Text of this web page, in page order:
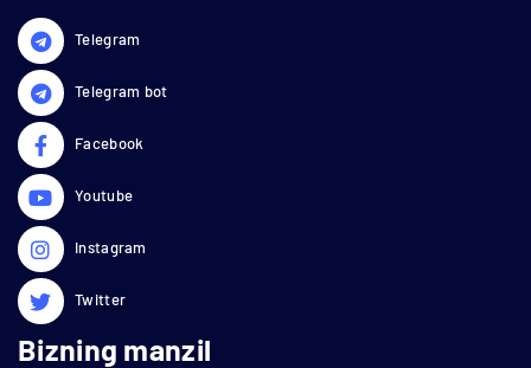
Telegram
Telegram bot
Facebook
Youtube
Instagram
Twitter
Bizning manzil